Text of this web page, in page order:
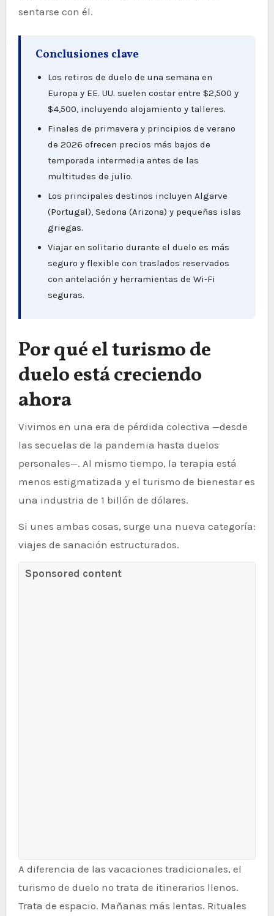
sentarse con él.
Conclusiones clave
Los retiros de duelo de una semana en
Europa y EE. UU. suelen costar entre $2,500 y
$4,500, incluyendo alojamiento y talleres.
Finales de primavera y principios de verano
de 2026 ofrecen precios más bajos de
temporada intermedia antes de las
multitudes de julio.
Los principales destinos incluyen Algarve
(Portugal), Sedona (Arizona) y pequeñas islas
griegas.
Viajar en solitario durante el duelo es más
seguro y flexible con traslados reservados
con antelación y herramientas de Wi-Fi
seguras.
Por qué el turismo de
duelo está creciendo
ahora
Vivimos en una era de pérdida colectiva —desde
las secuelas de la pandemia hasta duelos
personales—. Al mismo tiempo, la terapia está
menos estigmatizada y el turismo de bienestar es
una industria de 1 billón de dólares.
Si unes ambas cosas, surge una nueva categoría:
viajes de sanación estructurados.
Sponsored content
A diferencia de las vacaciones tradicionales, el
turismo de duelo no trata de itinerarios llenos.
Trata de espacio. Mañanas más lentas. Rituales